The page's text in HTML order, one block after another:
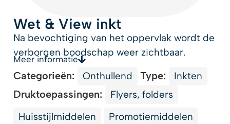
Wet & View inkt
Na bevochtiging van het oppervlak wordt de
verborgen boodschap weer zichtbaar.
Meer informatie
Categorieën: Onthullend Type: Inkten
Druktoepassingen:
Flyers, folders
Huisstijlmiddelen
Promotiemiddelen